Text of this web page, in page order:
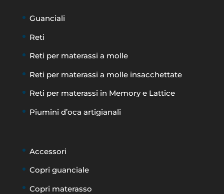
Guanciali
Reti
Reti per materassi a molle
Reti per materassi a molle insacchettate
Reti per materassi in Memory e Lattice
Piumini d’oca artigianali
Accessori
Copri guanciale
Copri materasso